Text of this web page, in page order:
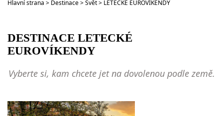
Hlavní strana > Destinace>Svět> LETECKÉ EUROVÍKENDY
DESTINACE LETECKÉ
EUROVÍKENDY
Vyberte si, kam chcete jet na dovolenou podle země.